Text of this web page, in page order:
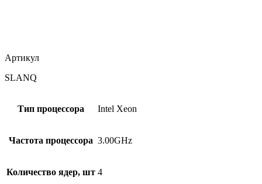
Артикул
SLANQ
Тип процессора Intel Xeon
Частота процессора 3.00GHz
Количество ядер, шт 4